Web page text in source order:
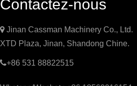
Contactez-nous
 Jinan Cassman Machinery Co., Ltd.
XTD Plaza, Jinan, Shandong Chine.
+86 531 88822515